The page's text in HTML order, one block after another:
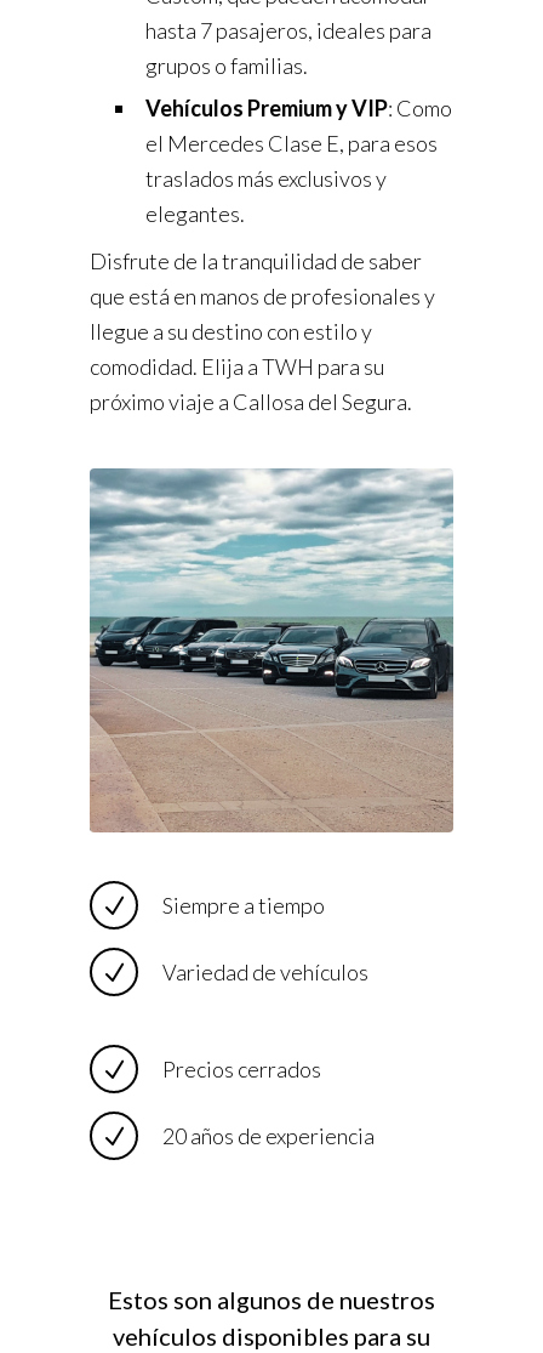
hasta 7 pasajeros, ideales para
grupos o familias.
Vehículos Premium y VIP: Como
el Mercedes Clase E, para esos
traslados más exclusivos y
elegantes.
Disfrute de la tranquilidad de saber
que está en manos de profesionales y
llegue a su destino con estilo y
comodidad. Elija a TWH para su
próximo viaje a Callosa del Segura.
Siempre a tiempo
Variedad de vehículos
Precios cerrados
20 años de experiencia
Estos son algunos de nuestros
vehículos disponibles para su